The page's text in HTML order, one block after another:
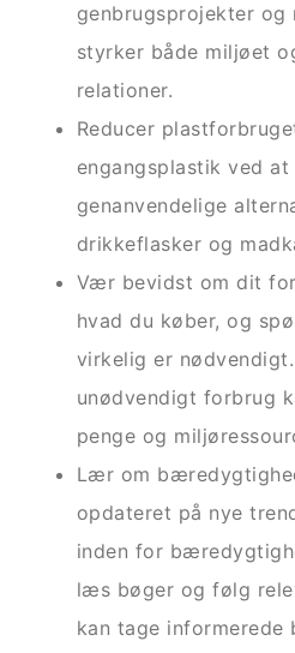
genbrugsprojekter og
styrker både miljøet
relationer.
Reducer
engangsplastik ved at
genanvendelige
drikkeflasker og
Vær bevidst om dit
hvad du køber, og
virkelig er
unødvendigt forbrug
penge og
Lær om
opdateret på nye
inden for
læs bøger og følg
kan tage informerede